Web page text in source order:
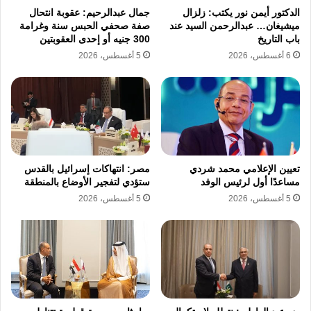
الأسرة المصرية نفسيًا واقتصاديًا، في وقت تعاني
فيه البلاد أصلًا من ضغوط معيشية خانقة.
كما يرفض الحزب أي معالجة تشريعية تقوم على
منطق الانتصار لطرف على حساب الآخر، لأن
الأسرة ليست معركة قانونية بين رجل وامرأة، بل
شراكة إنسانية يفترض أن يحميها القانون لا أن
يعمّق انقسامها.
ويؤكد الحزب أن العدالة الأسرية لا تتحقق فقط
عبر سرعة التقاضي أو تشديد أدوات التنفيذ، بل
عبر وضوح النصوص، وتوازن الالتزامات، وضمان
حقوق الأطفال، ومنع استخدام القانون كأداة انتقام
الدكتور أيمن نور يكتب: زلزال
ميشيغان… عبدالرحمن السيد عند
باب التاريخ
6 أغسطس، 2026
جمال عبدالرحيم: عقوبة انتحال
صفة صحفي الحبس سنة وغرامة
300 جنيه أو إحدى العقوبتين
5 أغسطس، 2026
تعيين الإعلامي محمد شردي
مساعدًا أول لرئيس الوفد
5 أغسطس، 2026
مصر: انتهاكات إسرائيل بالقدس
ستؤدي لتفجير الأوضاع بالمنطقة
5 أغسطس، 2026